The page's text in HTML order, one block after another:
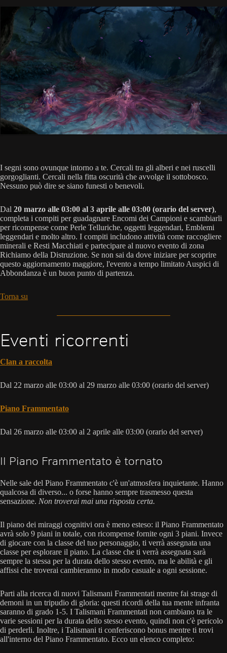
I segni sono ovunque intorno a te. Cercali tra gli alberi e nei ruscelli
gorgoglianti. Cercali nella fitta oscurità che avvolge il sottobosco.
Nessuno può dire se siano funesti o benevoli.
Dal 20 marzo alle 03:00 al 3 aprile alle 03:00 (orario del server),
completa i compiti per guadagnare Encomi dei Campioni e scambiarli
per ricompense come Perle Telluriche, oggetti leggendari, Emblemi
leggendari e molto altro. I compiti includono attività come raccogliere
minerali e Resti Macchiati e partecipare al nuovo evento di zona
Richiamo della Distruzione. Se non sai da dove iniziare per scoprire
questo aggiornamento maggiore, l'evento a tempo limitato Auspici di
Abbondanza è un buon punto di partenza.
Torna su
Eventi ricorrenti
Clan a raccolta
Dal 22 marzo alle 03:00 al 29 marzo alle 03:00 (orario del server)
Piano Frammentato
Dal 26 marzo alle 03:00 al 2 aprile alle 03:00 (orario del server)
Il Piano Frammentato è tornato
Nelle sale del Piano Frammentato c'è un'atmosfera inquietante. Hanno
qualcosa di diverso... o forse hanno sempre trasmesso questa
sensazione. Non troverai mai una risposta certa.
Il piano dei miraggi cognitivi ora è meno esteso: il Piano Frammentato
avrà solo 9 piani in totale, con ricompense fornite ogni 3 piani. Invece
di giocare con la classe del tuo personaggio, ti verrà assegnata una
classe per esplorare il piano. La classe che ti verrà assegnata sarà
sempre la stessa per la durata dello stesso evento, ma le abilità e gli
affissi che troverai cambieranno in modo casuale a ogni sessione.
Parti alla ricerca di nuovi Talismani Frammentati mentre fai strage di
demoni in un tripudio di gloria: questi ricordi della tua mente infranta
saranno di grado 1-5. I Talismani Frammentati non cambiano tra le
varie sessioni per la durata dello stesso evento, quindi non c'è pericolo
di perderli. Inoltre, i Talismani ti conferiscono bonus mentre ti trovi
all'interno del Piano Frammentato. Ecco un elenco completo: